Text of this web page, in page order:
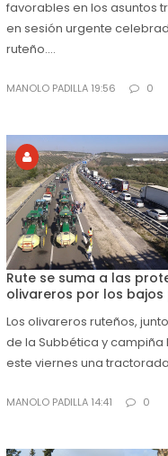
favorables en los asuntos
en sesión urgente
ruteño....
MANOLO PADILLA 19:56 0
Rute se suma a las
olivareros por los
Los olivareros ruteños,
de la Subbética y
este viernes una
MANOLO PADILLA 14:41 0